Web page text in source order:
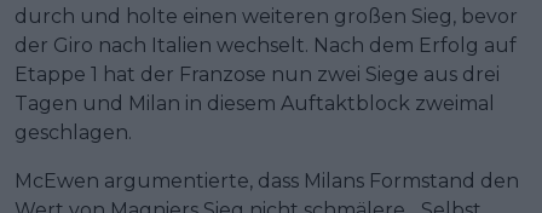
durch und holte einen weiteren großen Sieg, bevor
der Giro nach Italien wechselt. Nach dem Erfolg auf
Etappe 1 hat der Franzose nun zwei Siege aus drei
Tagen und Milan in diesem Auftaktblock zweimal
geschlagen.
McEwen argumentierte, dass Milans Formstand den